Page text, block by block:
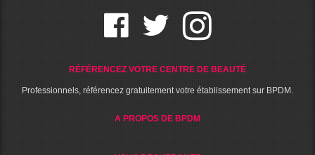
RÉFÉRENCEZ VOTRE CENTRE DE BEAUTÉ
Professionnels, référencez gratuitement votre établissement sur BPDM.
A PROPOS DE BPDM